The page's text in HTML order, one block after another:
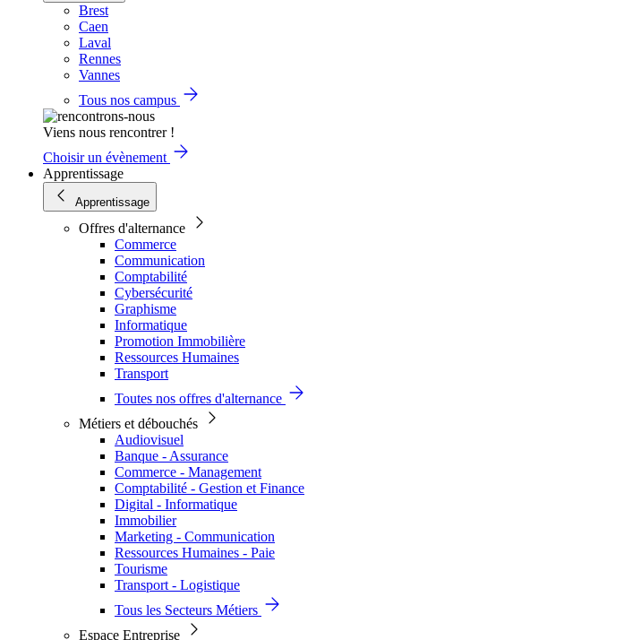
Brest
Caen
Laval
Rennes
Vannes
Tous nos campus
Viens nous rencontrer !
Choisir un évènement
Apprentissage
Apprentissage
Offres d'alternance
Commerce
Communication
Comptabilité
Cybersécurité
Graphisme
Informatique
Promotion Immobilière
Ressources Humaines
Transport
Toutes nos offres d'alternance
Métiers et débouchés
Audiovisuel
Banque - Assurance
Commerce - Management
Comptabilité - Gestion et Finance
Digital - Informatique
Immobilier
Marketing - Communication
Ressources Humaines - Paie
Tourisme
Transport - Logistique
Tous les Secteurs Métiers
Espace Entreprise